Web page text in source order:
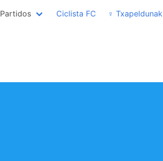
Partidos Ciclista FC ♀ Txapeldunak